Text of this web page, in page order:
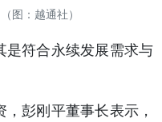
图：越通社）
是符合永续发展需求与
彭刚平董事长表示，